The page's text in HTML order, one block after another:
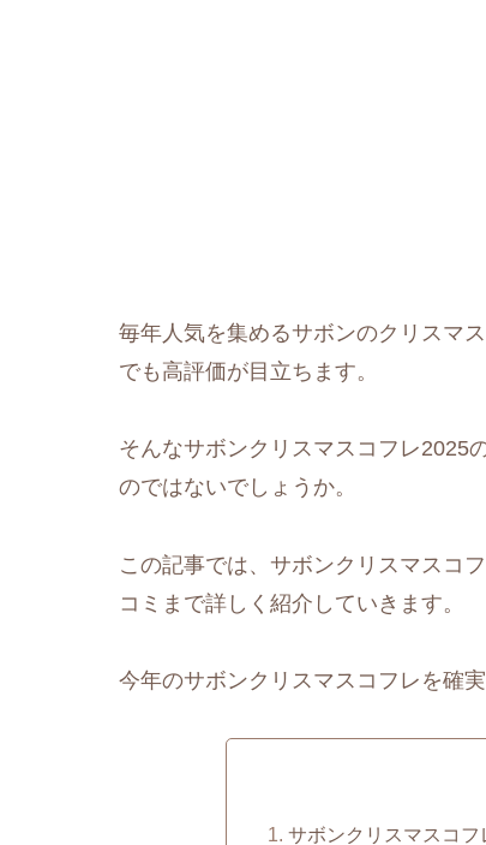
毎年人気を集めるサボンのクリスマ
でも高評価が目立ちます。
そんなサボンクリスマスコフレ2025
のではないでしょうか。
この記事では、サボンクリスマスコ
コミまで詳しく紹介していきます。
今年のサボンクリスマスコフレを確
サボンクリスマスコフ